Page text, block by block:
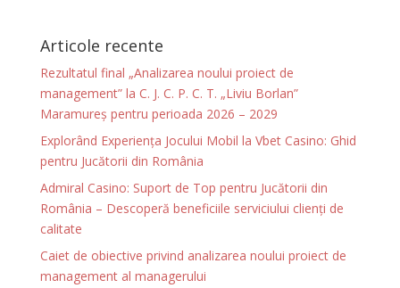
Articole recente
Rezultatul final „Analizarea noului proiect de
management” la C. J. C. P. C. T. „Liviu Borlan”
Maramureș pentru perioada 2026 – 2029
Explorând Experiența Jocului Mobil la Vbet Casino: Ghid
pentru Jucătorii din România
Admiral Casino: Suport de Top pentru Jucătorii din
România – Descoperă beneficiile serviciului clienți de
calitate
Caiet de obiective privind analizarea noului proiect de
management al managerului